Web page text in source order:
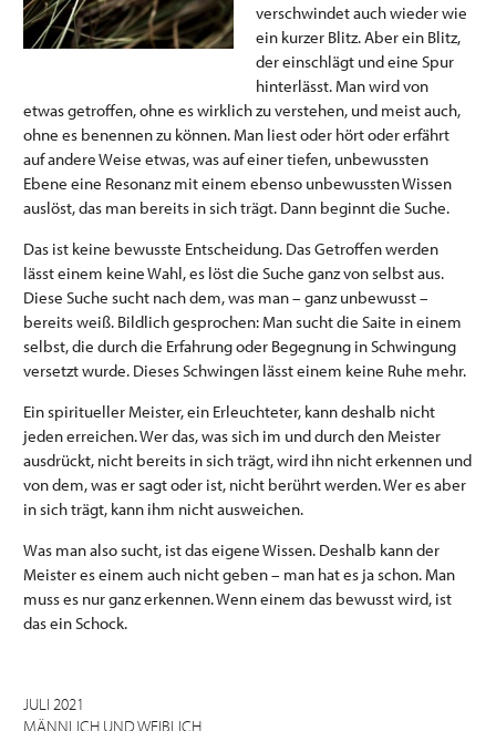
verschwindet auch wieder wie
ein kurzer Blitz. Aber ein Blitz,
der einschlägt und eine Spur
hinterlässt. Man wird von
etwas getroffen, ohne es wirklich zu verstehen, und meist auch,
ohne es benennen zu können. Man liest oder hört oder erfährt
auf andere Weise etwas, was auf einer tiefen, unbewussten
Ebene eine Resonanz mit einem ebenso unbewussten Wissen
auslöst, das man bereits in sich trägt. Dann beginnt die Suche.
Das ist keine bewusste Entscheidung. Das Getroffen werden
lässt einem keine Wahl, es löst die Suche ganz von selbst aus.
Diese Suche sucht nach dem, was man – ganz unbewusst –
bereits weiß. Bildlich gesprochen: Man sucht die Saite in einem
selbst, die durch die Erfahrung oder Begegnung in Schwingung
versetzt wurde. Dieses Schwingen lässt einem keine Ruhe mehr.
Ein spiritueller Meister, ein Erleuchteter, kann deshalb nicht
jeden erreichen. Wer das, was sich im und durch den Meister
ausdrückt, nicht bereits in sich trägt, wird ihn nicht erkennen und
von dem, was er sagt oder ist, nicht berührt werden. Wer es aber
in sich trägt, kann ihm nicht ausweichen.
Was man also sucht, ist das eigene Wissen. Deshalb kann der
Meister es einem auch nicht geben – man hat es ja schon. Man
muss es nur ganz erkennen. Wenn einem das bewusst wird, ist
das ein Schock.
JULI 2021
MÄNNLICH UND WEIBLICH